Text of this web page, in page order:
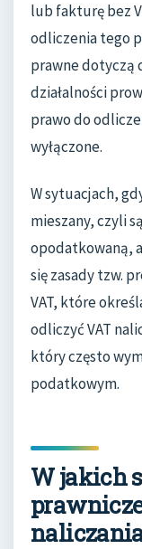
lub fakturę bez
odliczenia tego
prawne dotyczą
działalności
prawo do
wyłączone.
W sytuacjach,
mieszany, czyli
opodatkowaną,
się zasady tzw.
VAT, które
odliczyć VAT
który często
podatkowym.
W jakich